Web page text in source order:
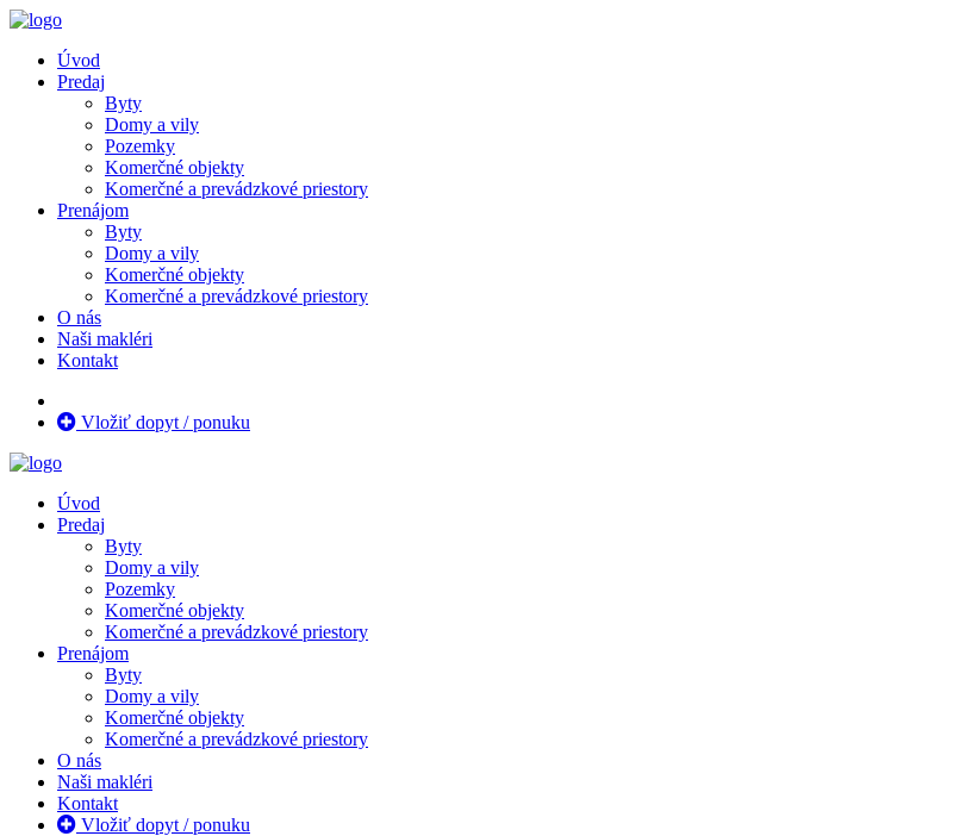
Úvod
Predaj
Byty
Domy a vily
Pozemky
Komerčné objekty
Komerčné a prevádzkové priestory
Prenájom
Byty
Domy a vily
Komerčné objekty
Komerčné a prevádzkové priestory
O nás
Naši makléri
Kontakt
Vložiť dopyt / ponuku
Úvod
Predaj
Byty
Domy a vily
Pozemky
Komerčné objekty
Komerčné a prevádzkové priestory
Prenájom
Byty
Domy a vily
Komerčné objekty
Komerčné a prevádzkové priestory
O nás
Naši makléri
Kontakt
Vložiť dopyt / ponuku